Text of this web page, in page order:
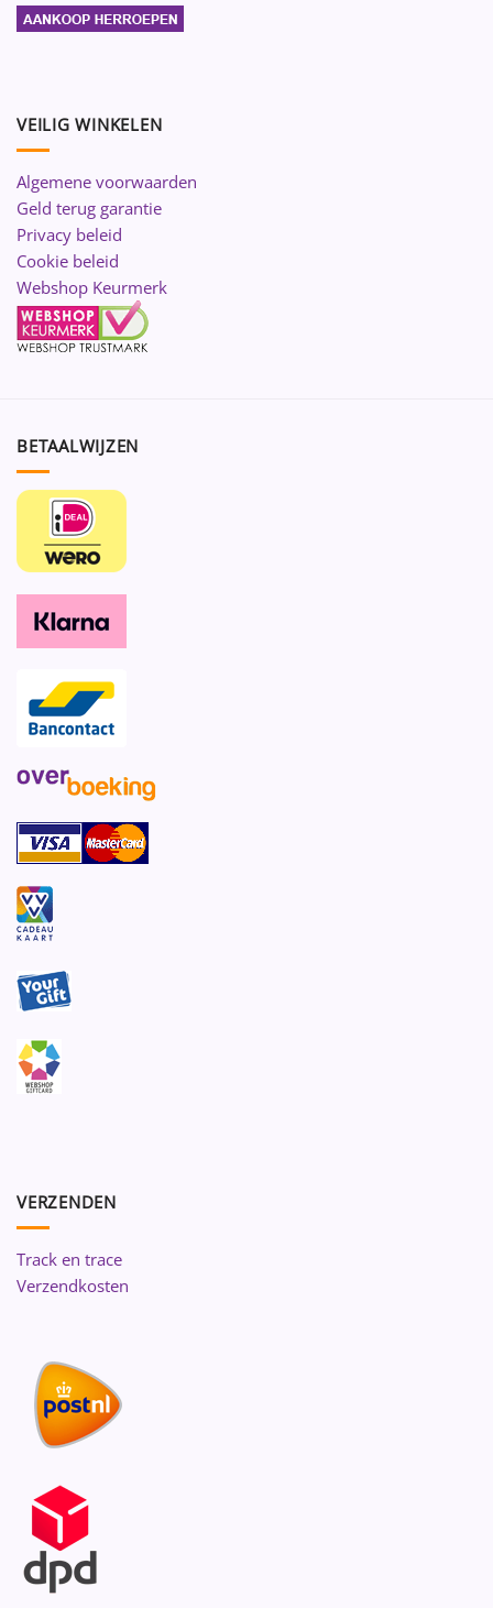
VEILIG WINKELEN
Algemene voorwaarden
Geld terug garantie
Privacy beleid
Cookie beleid
Webshop Keurmerk
BETAALWIJZEN
VERZENDEN
Track en trace
Verzendkosten